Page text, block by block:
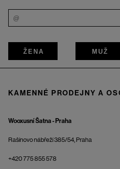
ŽENA MUŽ
KAMENNÉ PRODEJNY A
Wooxusní Šatna - Praha
Rašínovo nábřeží 385/54, Praha
+420 775 855 578